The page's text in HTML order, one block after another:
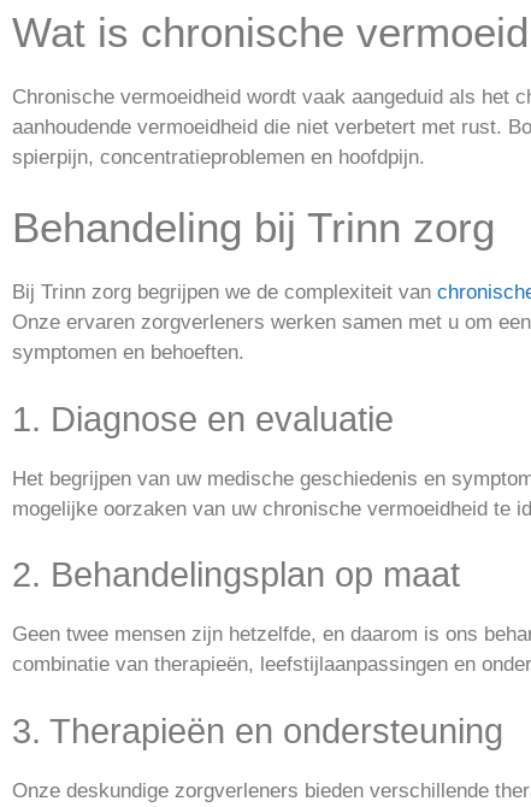
Wat is chronische
Chronische vermoeidheid wordt vaak aangeduid als het
aanhoudende vermoeidheid die niet verbetert met rust.
spierpijn, concentratieproblemen en hoofdpijn.
Behandeling bij Trinn zorg
Bij Trinn zorg begrijpen we de complexiteit van
Onze ervaren zorgverleners werken samen met u om
symptomen en behoeften.
1. Diagnose en evaluatie
Het begrijpen van uw medische geschiedenis en
mogelijke oorzaken van uw chronische vermoeidheid te
2. Behandelingsplan op maat
Geen twee mensen zijn hetzelfde, en daarom is ons
combinatie van therapieën, leefstijlaanpassingen en
3. Therapieën en ondersteuning
Onze deskundige zorgverleners bieden verschillende